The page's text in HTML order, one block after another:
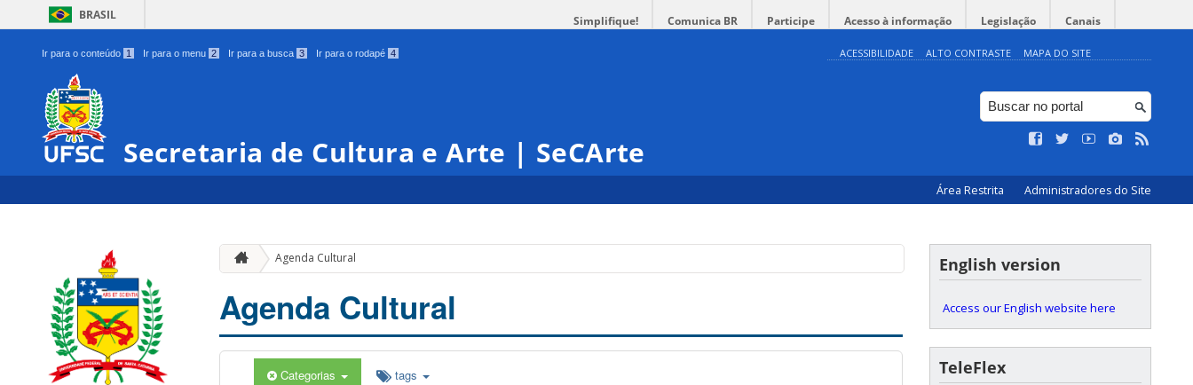
BRASIL Simplifique! Comunica BR Participe Acesso à informação Legislação Canais
Ir para o conteúdo 1 Ir para o menu 2 Ir para a busca 3 Ir para o rodapé 4 ACESSIBILIDADE ALTO CONTRASTE MAPA DO SITE
Secretaria de Cultura e Arte | SeCArte
Área Restrita Administradores do Site
Agenda Cultural
Agenda Cultural
Categorias tags
English version
Access our English website here
TeleFlex